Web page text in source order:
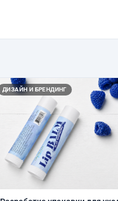
ДИЗАЙН И БРЕНДИНГ